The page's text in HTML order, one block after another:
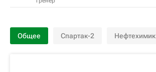
Общее Спартак-2 Нефтехимик